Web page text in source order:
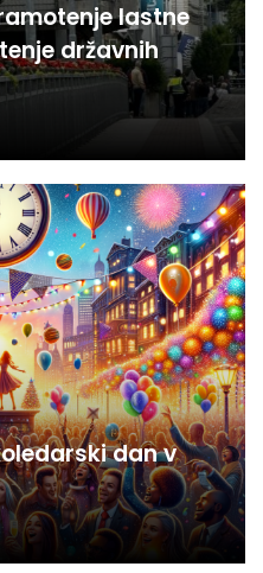
lastne
državnih
dan v